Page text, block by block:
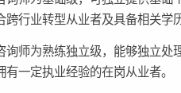
跨行业转型从业者及具备相关学
询师为熟练独立级，能够独立处
有一定执业经验的在岗从业者。